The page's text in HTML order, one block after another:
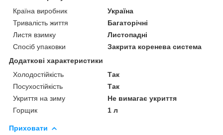
Країна виробник
Україна
Тривалість життя
Багаторічні
Листя взимку
Листопадні
Спосіб упаковки
Закрита коренева система
Додаткові характеристики
Холодостійкість
Так
Посухостійкість
Так
Укриття на зиму
Не вимагає укриття
Горщик
1 л
Приховати